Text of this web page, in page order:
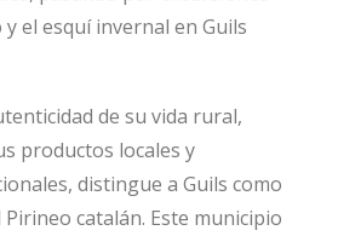
el esquí invernal en Guils
de su vida rural,
productos locales y
distingue a Guils como
catalán. Este municipio